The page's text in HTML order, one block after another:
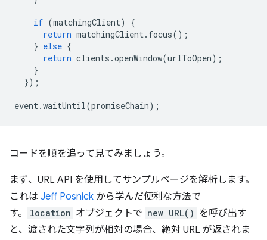
if (matchingClient)
{
return matchingClient. focus();
} else {
return clients .openWindow(urlToOpen);
}
});
event.waitUntil(promiseChain);
コードを順を追って見てみましょう。
まず、URL API を使用してサンプルページを解析します。
これは Jeff Posnick から学んだ便利な方法で
す。
location オブジェクトで new URL() を呼び出す
と、渡された文字列が相対の場合、絶対 URL が返されま